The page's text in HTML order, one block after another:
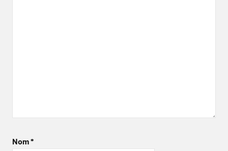
Nom*